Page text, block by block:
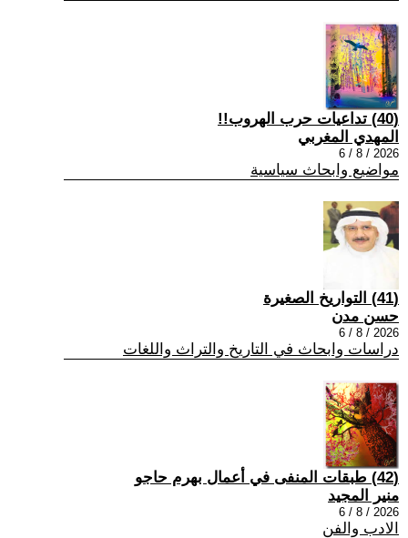
(40) تداعيات حرب الهروب!!
المهدي المغربي
2026 / 8 / 6
مواضيع وابحاث سياسية
(41) التواريخ الصغيرة
حسن مدن
2026 / 8 / 6
دراسات وابحاث في التاريخ والتراث واللغات
(42) طبقات المنفى في أعمال بهرم حاجو
منير المجيد
2026 / 8 / 6
الادب والفن